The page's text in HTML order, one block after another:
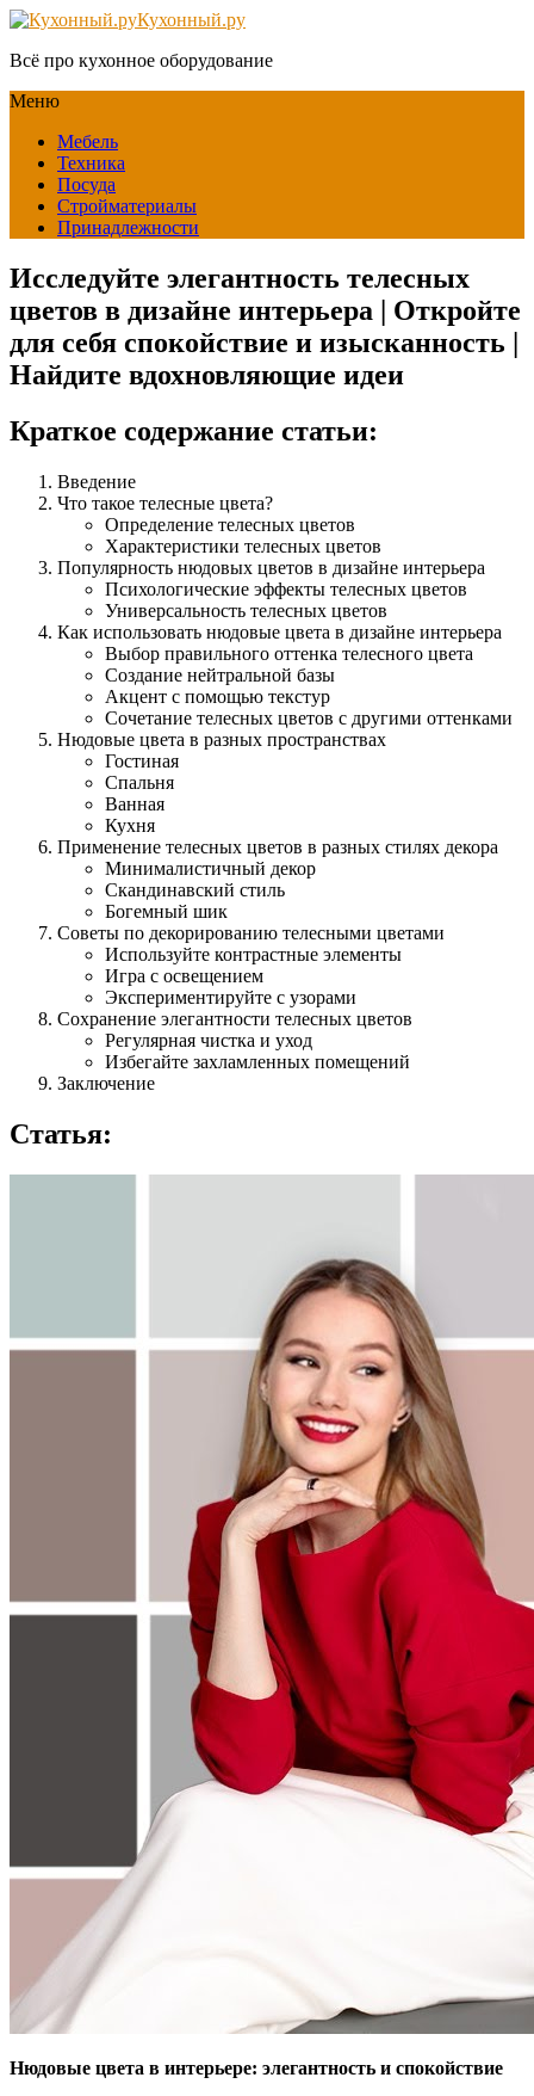
Кухонный.ру
Всё про кухонное оборудование
Меню
Мебель
Техника
Посуда
Стройматериалы
Принадлежности
Исследуйте элегантность телесных
цветов в дизайне интерьера | Откройте
для себя спокойствие и изысканность |
Найдите вдохновляющие идеи
Краткое содержание статьи:
Введение
Что такое телесные цвета?
Определение телесных цветов
Характеристики телесных цветов
Популярность нюдовых цветов в дизайне интерьера
Психологические эффекты телесных цветов
Универсальность телесных цветов
Как использовать нюдовые цвета в дизайне интерьера
Выбор правильного оттенка телесного цвета
Создание нейтральной базы
Акцент с помощью текстур
Сочетание телесных цветов с другими оттенками
Нюдовые цвета в разных пространствах
Гостиная
Спальня
Ванная
Кухня
Применение телесных цветов в разных стилях декора
Минималистичный декор
Скандинавский стиль
Богемный шик
Советы по декорированию телесными цветами
Используйте контрастные элементы
Игра с освещением
Экспериментируйте с узорами
Сохранение элегантности телесных цветов
Регулярная чистка и уход
Избегайте захламленных помещений
Заключение
Статья:
Нюдовые цвета в интерьере: элегантность и спокойствие